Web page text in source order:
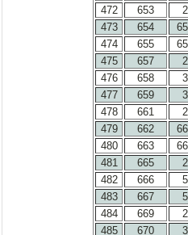
472
653 2
473
654
474
655
475
657 2
476
658 3
477
659 3
478
661 2
479
662
480
663
481
665 2
482
666 5
483
667 5
484
669 2
485
670 3